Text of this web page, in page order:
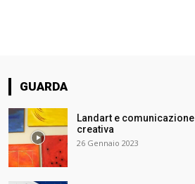
GUARDA
Landart e comunicazione
creativa
26 Gennaio 2023